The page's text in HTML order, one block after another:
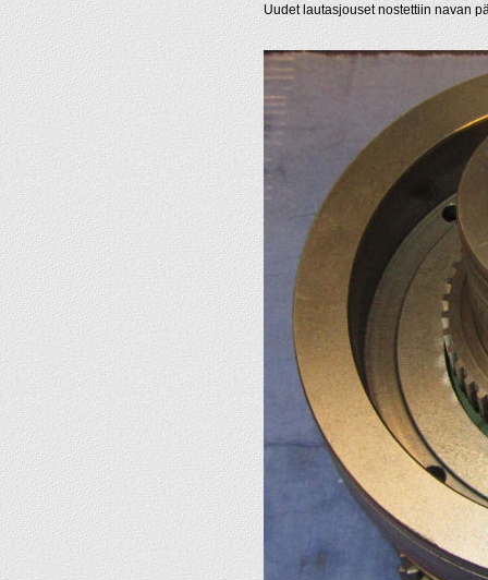
Uudet lautasjouset nostettiin navan